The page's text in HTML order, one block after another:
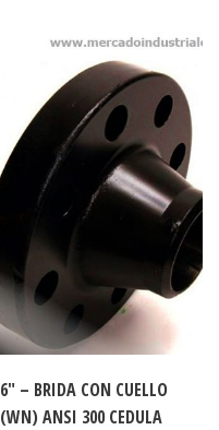
6″ – BRIDA CON CUELLO
(WN) ANSI 300 CEDULA